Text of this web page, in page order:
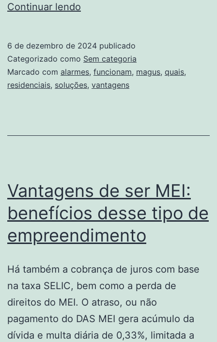
Continuar lendo
Funcionam
e
Quais
Magus
6 de dezembro de 2024 publicado
Categorizado como Sem categoria
Marcado com alarmes, funcionam, magus, quais,
residenciais, soluções, vantagens
Vantagens de ser MEI:
benefícios desse tipo de
empreendimento
Há também a cobrança de juros com base
na taxa SELIC, bem como a perda de
direitos do MEI. O atraso, ou não
pagamento do DAS MEI gera acúmulo da
dívida e multa diária de 0,33%, limitada a